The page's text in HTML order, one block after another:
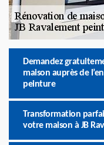
Demandez
maison auprès de
peinture
Transformation
votre maison à JB